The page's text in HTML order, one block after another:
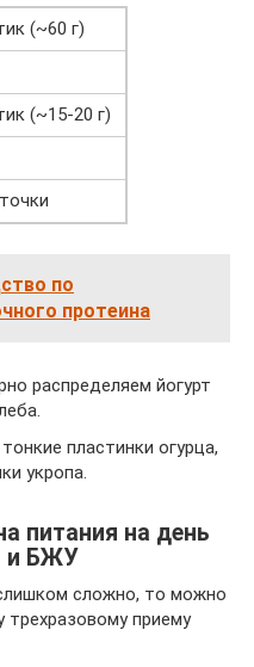
(~60 г)
(~15-20 г)
по
протеина
распределяем йогурт
пластинки огурца,
укропа.
питания на день
и БЖУ
сложно, то можно
трехразовому приему